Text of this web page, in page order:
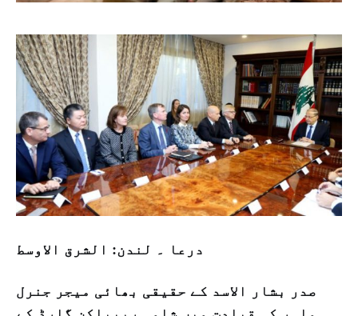
درعا ۔ لندن: الشرق الاوسط
صدر بشار الاسد کے حقیقی بھائی میجر جنرل